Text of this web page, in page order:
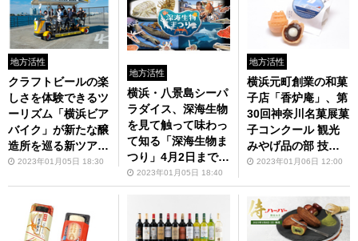
地方活性
クラフトビールの楽
しさを体験できるツ
ーリズム「横浜ビア
バイク」が新たな醸
造所を巡る新ツアー
をスタート！
2023年01月05日 18:30
地方活性
横浜・八景島シーパ
ラダイス、深海生物
を見て触って味わっ
て知る「深海生物ま
つり」4月2日まで開
催中2023年01月05日 18:40
地方活性
横浜元町創業の和菓
子店「香炉庵」、第
30回神奈川名菓展菓
子コンクール 観光
みやげ品の部 技術
賞を受賞
2023年01月06日 12:00